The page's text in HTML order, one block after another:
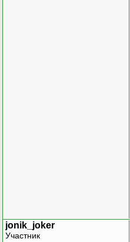
jonik_joker
Участник